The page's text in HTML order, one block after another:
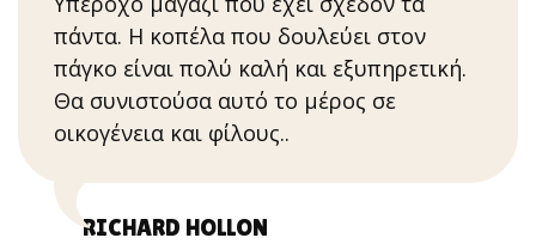
πάντα. Η κοπέλα που δουλεύει στον
πάγκο είναι πολύ καλή και εξυπηρετική.
Θα συνιστούσα αυτό το μέρος σε
οικογένεια και φίλους..
RICHARD HOLLON